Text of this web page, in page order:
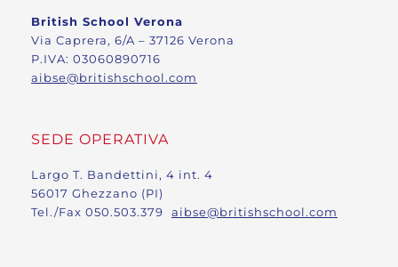
British School Verona
Via Caprera, 6/A – 37126 Verona
P.IVA: 03060890716
aibse@britishschool.com
SEDE OPERATIVA
Largo T. Bandettini, 4 int. 4
56017 Ghezzano (PI)
Tel./Fax 050.503.379 aibse@britishschool.com